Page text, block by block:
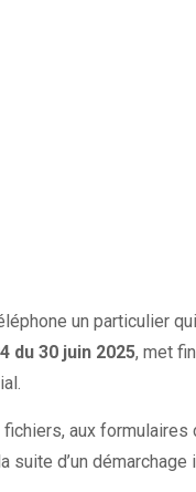
un particulier
du 30 juin 2025, met
aux
suite d’un